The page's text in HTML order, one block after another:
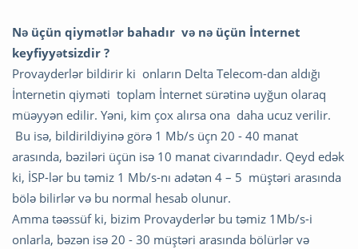
Nə üçün qiymətlər bahadır və nə üçün İnternet
keyfiyyətsizdir ?
Provayderlər bildirir ki onların Delta Telecom-dan aldığı
İnternetin qiyməti toplam İnternet sürətinə uyğun olaraq
müəyyən edilir. Yəni, kim çox alırsa ona daha ucuz verilir.
Bu isə, bildirildiyinə görə 1 Mb/s üçn 20 - 40 manat
arasında, bəziləri üçün isə 10 manat civarındadır. Qeyd edək
ki, İSP-lər bu təmiz 1 Mb/s-nı adətən 4 – 5 müştəri arasında
bölə bilirlər və bu normal hesab olunur.
Amma təəssüf ki, bizim Provayderlər bu təmiz 1Mb/s-i
onlarla, bəzən isə 20 - 30 müştəri arasında bölürlər və